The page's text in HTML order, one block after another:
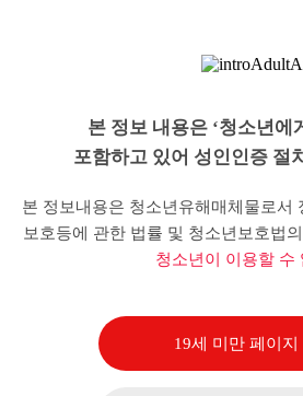
본 정보 내용은 ‘청소년에
포함하고 있어 성인인증 절
본 정보내용은 청소년유해매체물로서
보호등에 관한 법률 및 청소년보호법
청소년이 이용할 수
19세 미만 페이지